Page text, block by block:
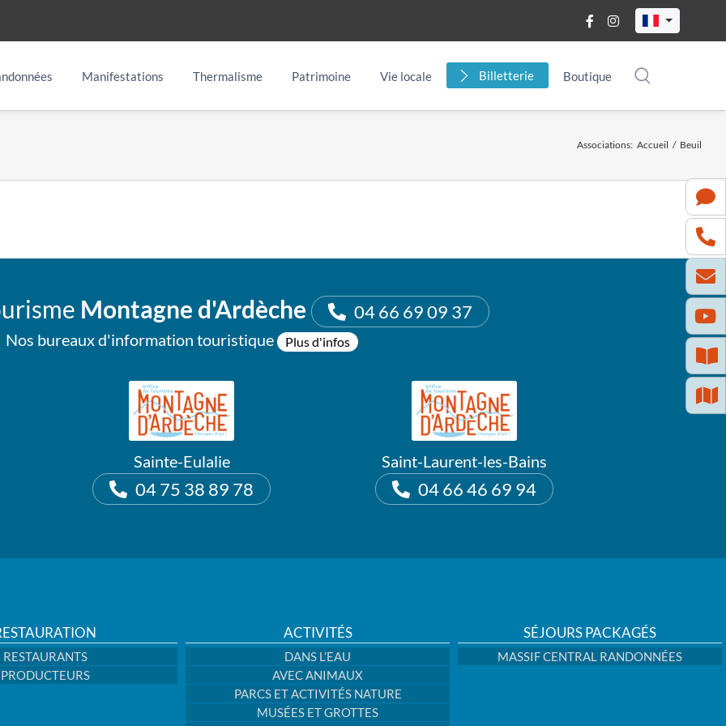
Manifestations Thermalisme Patrimoine Vie locale Billetterie Boutique
Associations: Accueil / Beuil
Montagne d'Ardèche 04 66 69 09 37
Nos bureaux d'information touristique Plus d'infos
Sainte-Eulalie
04 75 38 89 78
Saint-Laurent-les-Bains
04 66 46 69 94
RESTAURANTS
PRODUCTEURS
ACTIVITÉS
DANS L’EAU
AVEC ANIMAUX
PARCS ET ACTIVITÉS NATURE
MUSÉES ET GROTTES
SÉJOURS PACKAGÉS
MASSIF CENTRAL RANDONNÉES